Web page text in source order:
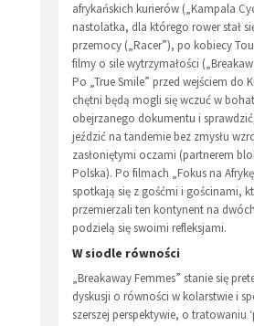
afrykańskich kurierów („Kampala
nastolatka, dla którego rower stał
przemocy („Racer”), po kobiecy
filmy o sile wytrzymałości
Po „True Smile” przed wejściem do
chętni będą mogli się wczuć w
obejrzanego dokumentu i
jeździć na tandemie bez zmysłu
zasłoniętymi oczami (partnerem
Polska). Po filmach „Fokus na
spotkają się z gośćmi i gościnami,
przemierzali ten kontynent na
podzielą się swoimi refleksjami.
W siodle równości
„Breakaway Femmes” stanie się
dyskusji o równości w kolarstwie i
szerszej perspektywie, o tratowaniu